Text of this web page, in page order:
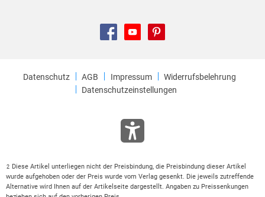
Datenschutz AGB Impressum
Widerrufsbelehrung
Datenschutzeinstellungen
2
Diese Artikel unterliegen nicht der Preisbindung, die Preisbindung dieser Artikel
wurde aufgehoben oder der Preis wurde vom Verlag gesenkt. Die jeweils zutreffende
Alternative wird Ihnen auf der Artikelseite dargestellt. Angaben zu Preissenkungen